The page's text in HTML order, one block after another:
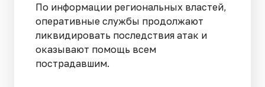
По информации региональных властей,
оперативные службы продолжают
ликвидировать последствия атак и
оказывают помощь всем
пострадавшим.